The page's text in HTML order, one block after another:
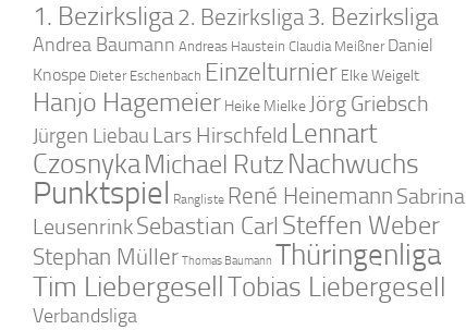
1. Bezirksliga2. Bezirksliga3. Bezirksliga
Andrea Baumann Andreas Haustein Claudia Meißner Daniel
Knospe Dieter Eschenbach Einzelturnier Elke Weigelt
Hanjo Hagemeier Heike Mielke Jörg Griebsch
Jürgen Liebau Lars Hirschfeld Lennart
CzosnykaMichael Rutz Nachwuchs
Punktspiel Rangliste René Heinemann Sabrina
LeusenrinkSebastian Carl Steffen Weber
Stephan Müller Thomas Baumann Thüringenliga
Tim LiebergesellTobias Liebergesell
Verbandsliga